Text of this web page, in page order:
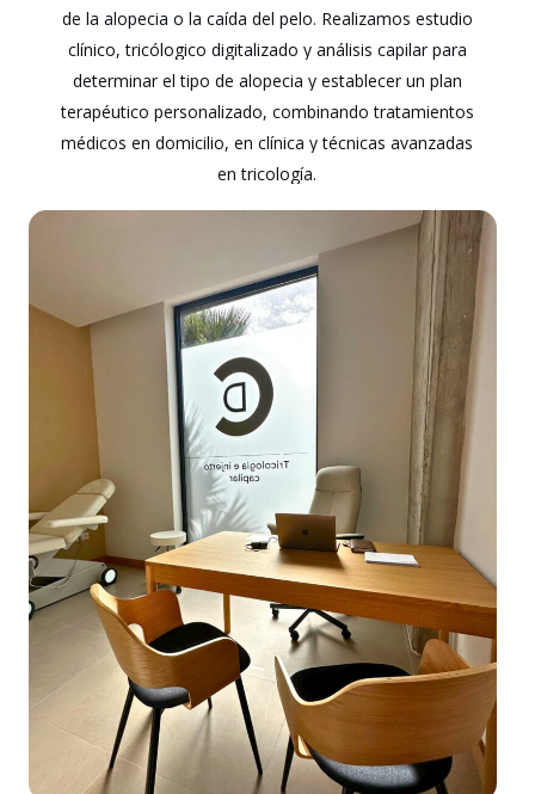
de la alopecia o la caída del pelo. Realizamos estudio
clínico, tricólogico digitalizado y análisis capilar para
determinar el tipo de alopecia y establecer un plan
terapéutico personalizado, combinando tratamientos
médicos en domicilio, en clínica y técnicas avanzadas
en tricología.